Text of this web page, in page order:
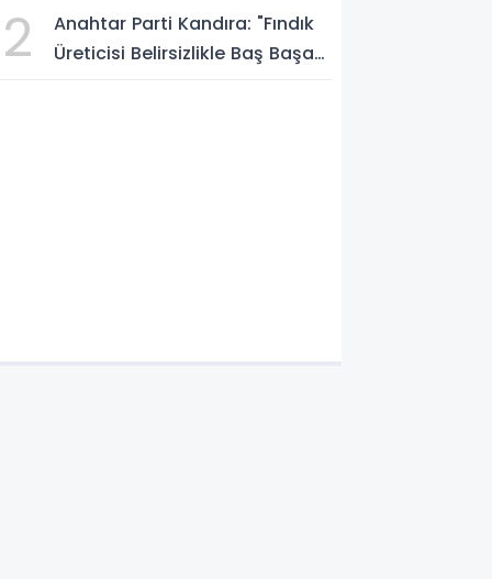
2
Anahtar Parti Kandıra: "Fındık
Üreticisi Belirsizlikle Baş Başa